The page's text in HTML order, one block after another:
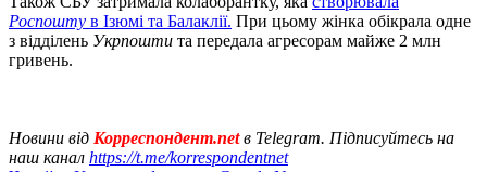
Роспошту в Ізюмі та Балаклії. При цьому жінка обікрала одне
з відділень Укрпошти та передала агресорам майже 2 млн
гривень.
Новини від Корреспондент.netв Telegram. Підписуйтесь на
наш канал https://t.me/korrespondentnet